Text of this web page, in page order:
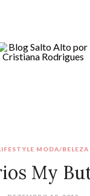
MODA/BELEZA
My